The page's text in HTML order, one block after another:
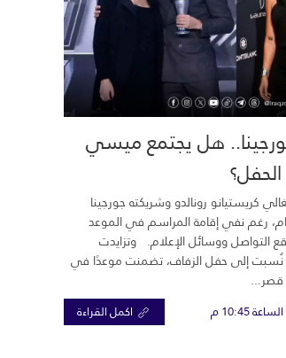
هل يجتمع ميسي
كريستيانو رونالدو وشريكته جورجينا
رغم نفي إقامة المراسم في الموعد
التواصل ووسائل الإعلام. وتزايدت
نُسبت إلى حفل الزفاف، تضمنت موعدًا في
اكمل القراءة